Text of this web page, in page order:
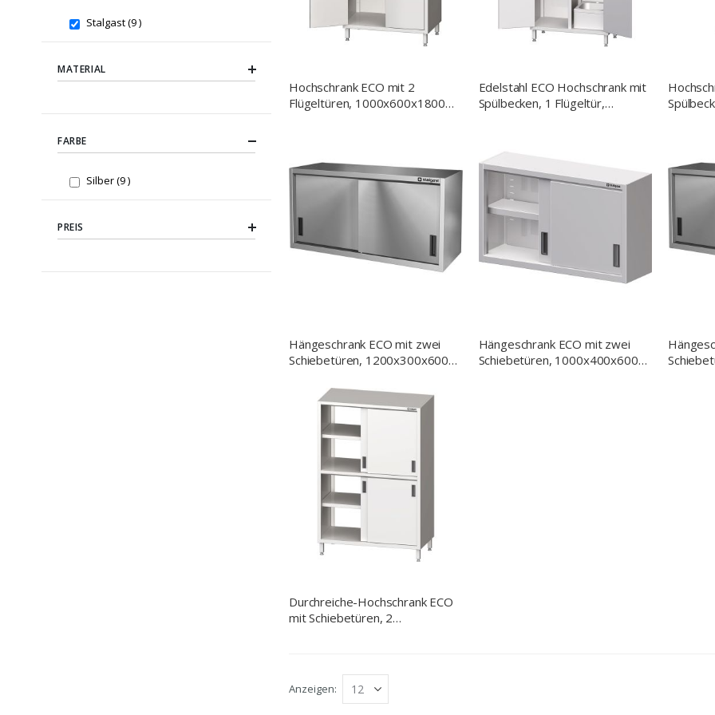
Hochschrank ECO mit 2
Flügeltüren, 1000x600x1800
Edelstahl ECO Hochschrank mit
Spülbecken, 1 Flügeltür,
Hängeschrank ECO mit zwei
Schiebetüren, 1200x300x600
Hängeschrank ECO mit zwei
Schiebetüren, 1000x400x600
Durchreiche-Hochschrank ECO
mit Schiebetüren, 2
Anzeigen
Stalgast 9items
MATERIAL
FARBE
Silber 9items
PREIS